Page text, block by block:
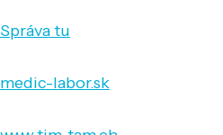
Správa tu
medic-labor.sk